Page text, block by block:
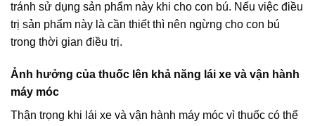
tránh sử dụng sản phẩm này khi cho con bú. Nếu việc điều
trị sản phẩm này là cần thiết thì nên ngừng cho con bú
trong thời gian điều trị.
Ảnh hưởng của thuốc lên khả năng lái xe và vận hành
máy móc
Thận trọng khi lái xe và vận hành máy móc vì thuốc có thể